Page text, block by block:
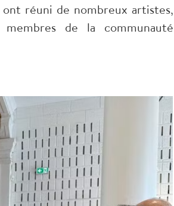
ont réuni de nombreux artistes,
de la communauté